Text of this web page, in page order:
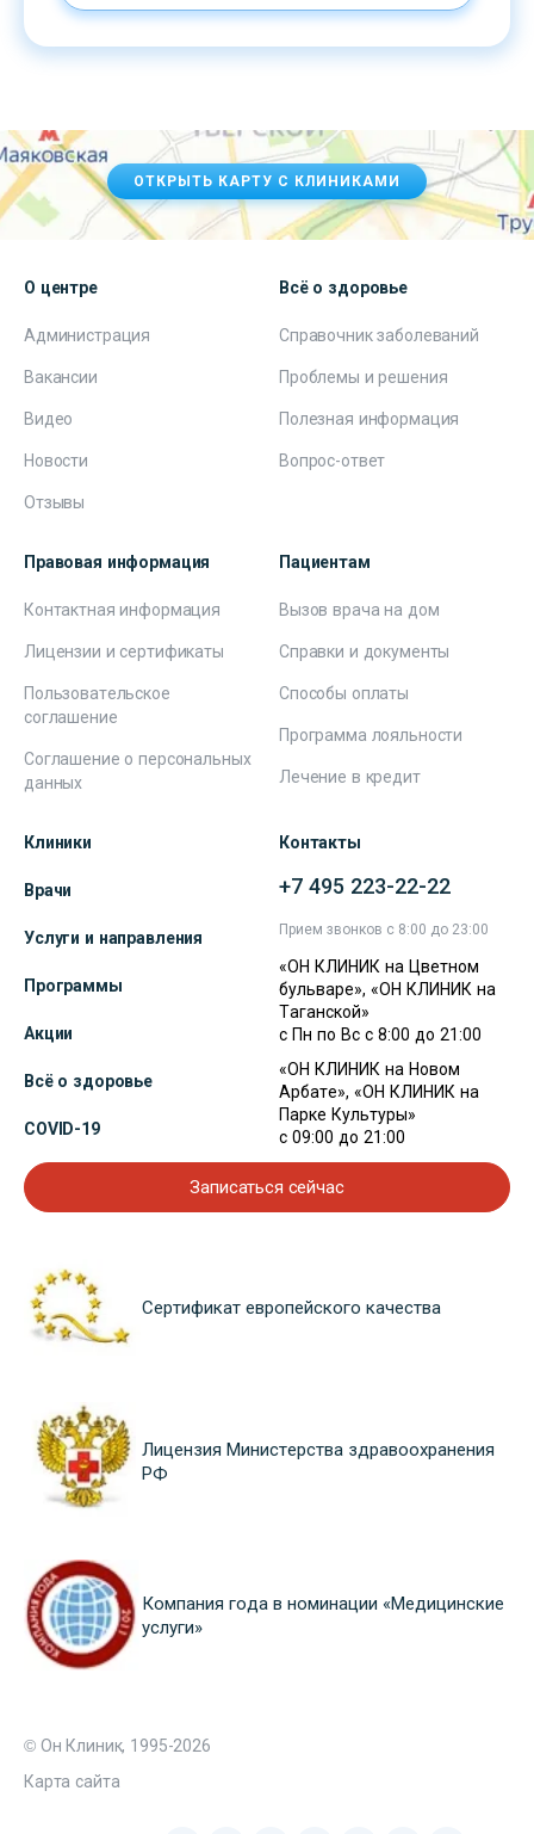
ОТКРЫТЬ КАРТУ С КЛИНИКАМИ
О центре
Администрация
Вакансии
Видео
Новости
Отзывы
Всё о здоровье
Справочник заболеваний
Проблемы и решения
Полезная информация
Вопрос-ответ
Правовая информация
Контактная информация
Лицензии и сертификаты
Пользовательское
соглашение
Соглашение о персональных
данных
Пациентам
Вызов врача на дом
Справки и документы
Способы оплаты
Программа лояльности
Лечение в кредит
Клиники
Врачи
Услуги и направления
Программы
Акции
Всё о здоровье
COVID-19
Контакты
+7 495 223-22-22
Прием звонков с 8:00 до 23:00
«ОН КЛИНИК на Цветном
бульваре», «ОН КЛИНИК на
Таганской»
с Пн по Вс с 8:00 до 21:00
«ОН КЛИНИК на Новом
Арбате», «ОН КЛИНИК на
Парке Культуры»
с 09:00 до 21:00
Записаться сейчас
Сертификат европейского качества
Лицензия Министерства здравоохранения
РФ
Компания года в номинации «Медицинские
услуги»
© Он Клиник, 1995-2026
Карта сайта